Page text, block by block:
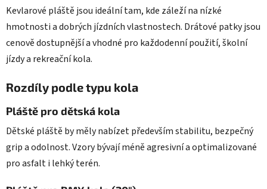
Kevlarové pláště jsou ideální tam, kde záleží na nízké
hmotnosti a dobrých jízdních vlastnostech. Drátové patky jsou
cenově dostupnější a vhodné pro každodenní použití, školní
jízdy a rekreační kola.
Rozdíly podle typu kola
Pláště pro dětská kola
Dětské pláště by měly nabízet především stabilitu, bezpečný
grip a odolnost. Vzory bývají méně agresivní a optimalizované
pro asfalt i lehký terén.